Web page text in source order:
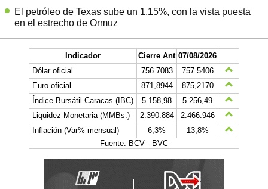
El petróleo de Texas sube un 1,15%, con la vista puesta
en el estrecho de Ormuz
Indicador Cierre Ant 07/08/2026
Dólar oficial
756.7083
757.5406
Euro oficial
871,8944
875,2170
Índice Bursátil Caracas (IBC)
5.158,98
5.256,49
Liquidez Monetaria (MMBs.)
2.390.884
2.466.946
Inflación (Var% mensual)
6,3%
13,8%
Fuente: BCV - BVC